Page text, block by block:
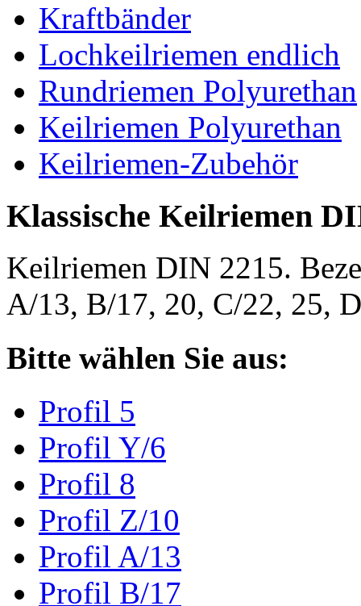
Kraftbänder
Lochkeilriemen endlich
Rundriemen Polyurethan
Keilriemen Polyurethan
Keilriemen-Zubehör
Klassische Keilriemen
Keilriemen DIN 2215.
A/13, B/17, 20, C/22, 25,
Bitte wählen Sie aus:
Profil 5
Profil Y/6
Profil 8
Profil Z/10
Profil A/13
Profil B/17